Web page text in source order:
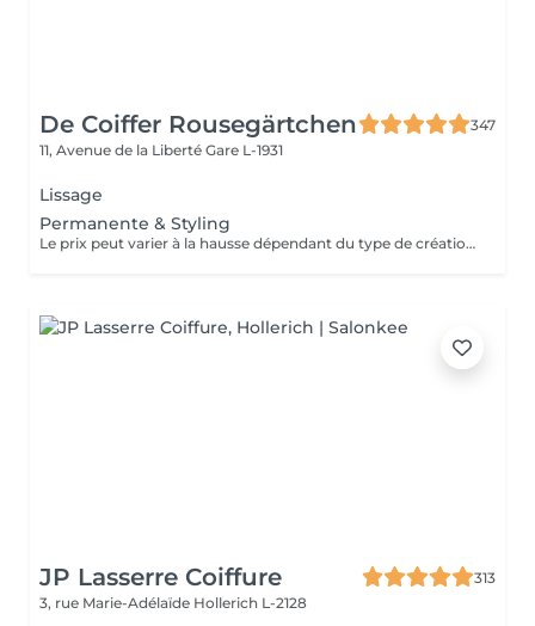
De Coiffer Rousegärtchen
347
11, Avenue de la Liberté Gare L-1931
Lissage
Permanente & Styling
Le prix peut varier à la hausse dépendant du type de création finalement réalisée.
JP Lasserre Coiffure
313
3, rue Marie-Adélaïde Hollerich L-2128